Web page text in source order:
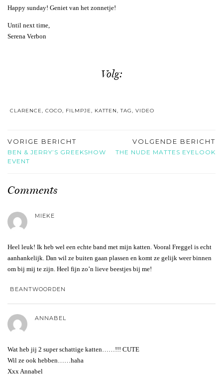
Happy sunday! Geniet van het zonnetje!
Until next time,
Serena Verbon
Volg:
CLARENCE, COCO, FILMPJE, KATTEN,TAG, VIDEO
VORIGE BERICHT
BEN & JERRY’S GREEKSHOW
EVENT
VOLGENDE BERICHT
THE NUDE MATTES EYELOOK
Comments
MIEKE
Heel leuk! Ik heb wel een echte band met mijn katten. Vooral Freggel is echt
aanhankelijk. Dan wil ze buiten gaan plassen en komt ze gelijk weer binnen
om bij mij te zijn. Heel fijn zo’n lieve beestjes bij me!
BEANTWOORDEN
ANNABEL
Wat heb jij 2 super schattige katten……!!! CUTE
Wil ze ook hebben……haha
Xxx Annabel